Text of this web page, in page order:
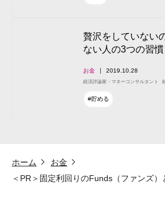
贅沢をしていない
ない人の3つの習慣
お金 2019.10.28
経済評論家・マネーコンサルタント
#貯める
ホーム
お金
＜PR＞固定利回りのFunds（ファンズ）